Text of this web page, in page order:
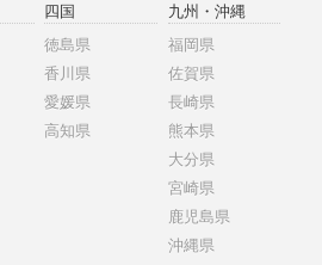
四国
徳島県
香川県
愛媛県
高知県
九州・沖縄
福岡県
佐賀県
長崎県
熊本県
大分県
宮崎県
鹿児島県
沖縄県